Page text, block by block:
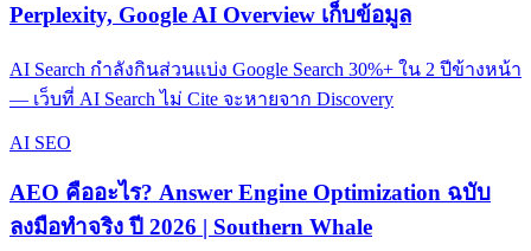
Perplexity, Google AI Overview เก็บข้อมูล
AI Search กำลังกินส่วนแบ่ง Google Search 30%+ ใน 2 ปีข้างหน้า
— เว็บที่ AI Search ไม่ Cite จะหายจาก Discovery
AI SEO
AEO คืออะไร? Answer Engine Optimization ฉบับ
ลงมือทำจริง ปี 2026 | Southern Whale